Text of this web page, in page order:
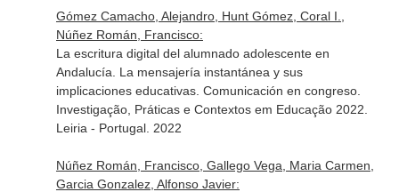
Gómez Camacho, Alejandro, Hunt Gómez, Coral I.,
Núñez Román, Francisco:
La escritura digital del alumnado adolescente en
Andalucía. La mensajería instantánea y sus
implicaciones educativas. Comunicación en congreso.
Investigação, Práticas e Contextos em Educação 2022.
Leiria - Portugal. 2022
Núñez Román, Francisco, Gallego Vega, Maria Carmen,
Garcia Gonzalez, Alfonso Javier: